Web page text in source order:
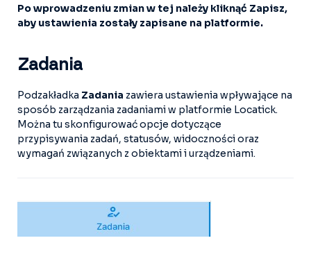
Po wprowadzeniu zmian w tej należy kliknąć Zapisz,
aby ustawienia zostały zapisane na platformie.
Zadania
Podzakładka Zadania zawiera ustawienia wpływające na
sposób zarządzania zadaniami w platformie Locatick.
Można tu skonfigurować opcje dotyczące
przypisywania zadań, statusów, widoczności oraz
wymagań związanych z obiektami i urządzeniami.